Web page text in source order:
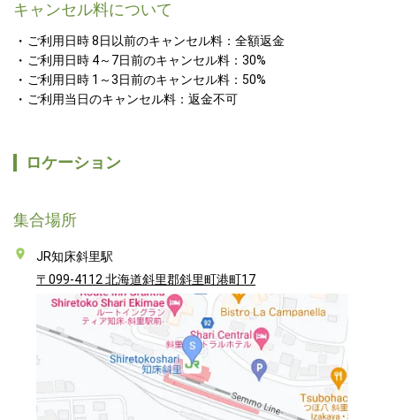
キャンセル料について
ご利用日時 8日以前のキャンセル料：全額返金
ご利用日時 4～7日前のキャンセル料：30%
ご利用日時 1～3日前のキャンセル料：50%
ご利用当日のキャンセル料：返金不可
ロケーション
集合場所
JR知床斜里駅
〒099-4112 北海道斜里郡斜里町港町17